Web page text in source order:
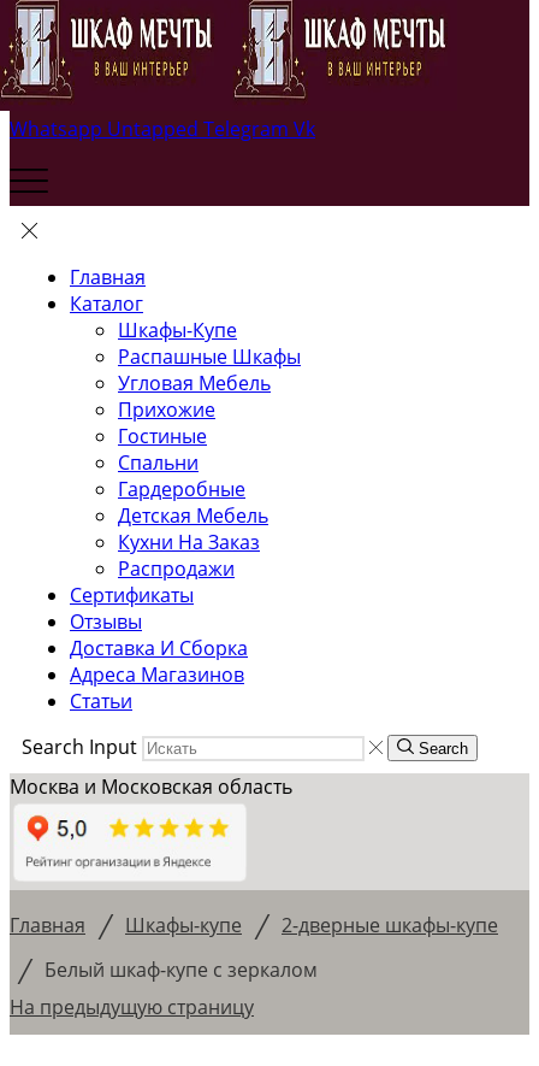
Whatsapp Untapped Telegram Vk
Главная
Каталог
Шкафы-Купе
Распашные Шкафы
Угловая Мебель
Прихожие
Гостиные
Спальни
Гардеробные
Детская Мебель
Кухни На Заказ
Распродажи
Сертификаты
Отзывы
Доставка И Сборка
Адреса Магазинов
Статьи
Search Input
Search
Москва и Московская область
Главная / Шкафы-купе / 2-дверные шкафы-купе
/ Белый шкаф-купе с зеркалом
На предыдущую страницу